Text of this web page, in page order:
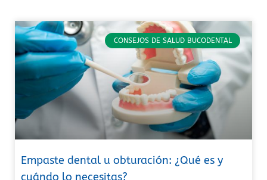
CONSEJOS DE SALUD BUCODENTAL
Empaste dental u obturación: ¿Qué es y
cuándo lo necesitas?